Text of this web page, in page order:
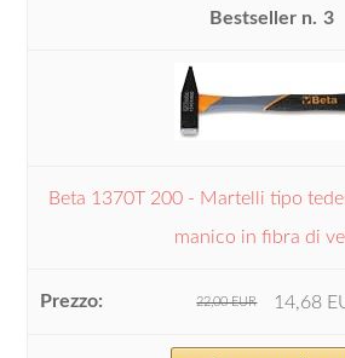
3
Beta 1370T 200 - Martelli tipo
manico in fibra di
22,00 EUR 14,68